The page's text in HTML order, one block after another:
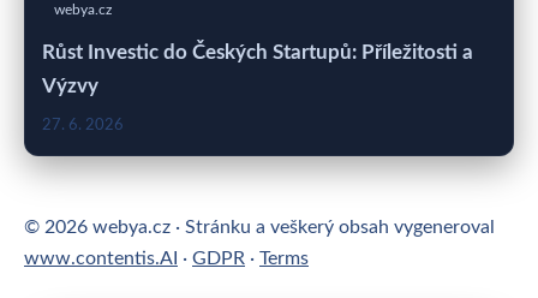
webya.cz
Růst Investic do Českých Startupů: Příležitosti a
Výzvy
27. 6. 2026
© 2026 webya.cz · Stránku a veškerý obsah vygeneroval
www.contentis.AI · GDPR · Terms